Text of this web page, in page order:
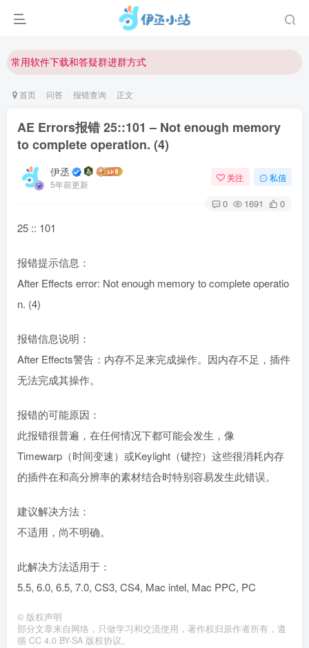
欢迎反馈网站中存在的问题和建议！
常用软件下载和答疑群进群方式
欢迎访问伊丞小站！
首页 问答 报错查询 正文
AE Errors报错 25::101 – Not enough memory
to complete operation. (4)
伊丞
5年前更新
关注 私信
0 1691 0
25 :: 101
报错提示信息：
After Effects error: Not enough memory to complete operatio
n. (4)
报错信息说明：
After Effects警告：内存不足来完成操作。因内存不足，插件
无法完成其操作。
报错的可能原因：
此报错很普遍，在任何情况下都可能会发生，像
Timewarp（时间变速）或Keylight（键控）这些很消耗内存
的插件在和高分辨率的素材结合时特别容易发生此错误。
建议解决方法：
不适用，尚不明确。
此解决方法适用于：
5.5, 6.0, 6.5, 7.0, CS3, CS4, Mac intel, Mac PPC, PC
© 版权声明
部分文章来自网络，只做学习和交流使用，著作权归原作者所有，遵
循 CC 4.0 BY-SA 版权协议。